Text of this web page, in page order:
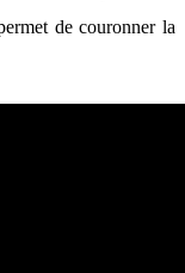
de couronner la